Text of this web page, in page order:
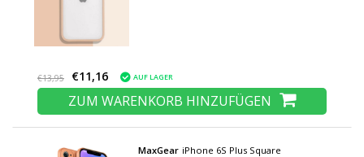
€13,95 €11,16 AUF LAGER
ZUM WARENKORB HINZUFÜGEN
MaxGear iPhone 6S Plus Square